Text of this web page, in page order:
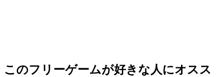
このフリーゲームが好きな人にオスス